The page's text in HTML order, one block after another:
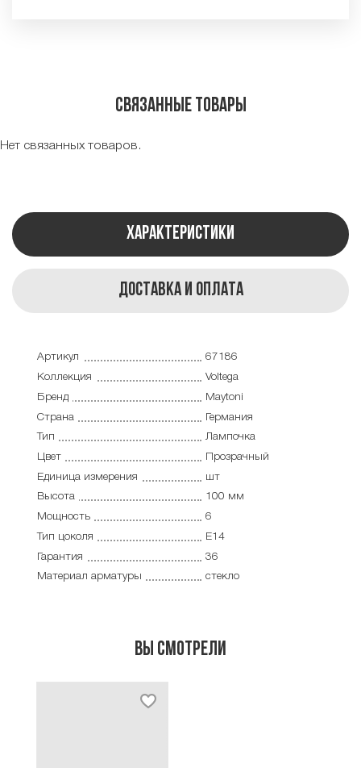
Связанные товары
Нет связанных товаров.
Характеристики
Доставка и оплата
Артикул
67186
Коллекция
Voltega
Бренд
Maytoni
Страна
Германия
Тип
Лампочка
Цвет
Прозрачный
Единица измерения
шт
Высота
100 мм
Мощность
6
Тип цоколя
E14
Гарантия
36
Материал арматуры
стекло
Вы смотрели